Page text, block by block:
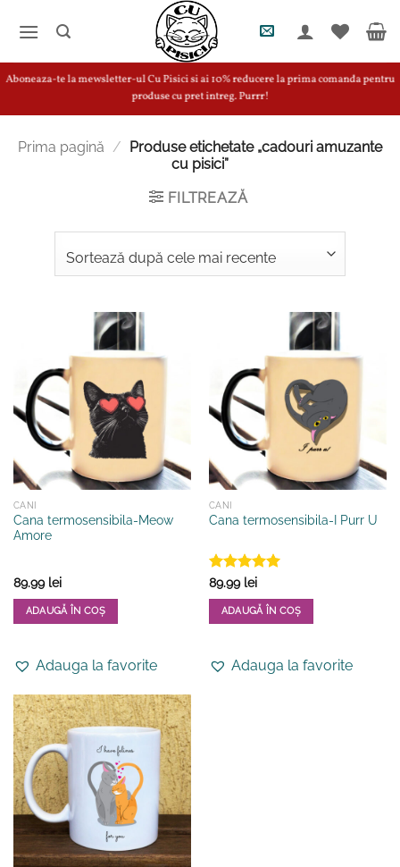
Aboneaza-te la mewsletter-ul Cu Pisici si ai 10% reducere la prima comanda pentru
produse cu pret intreg. Purrr!
Prima pagină / Produse etichetate „cadouri amuzante
cu pisici”
FILTREAZĂ
CANI
Cana termosensibila-Meow
Amore
89.99 lei
ADAUGĂ ÎN COȘ
Adauga la favorite
CANI
Cana termosensibila-I Purr U
Evaluat la
5din 5
89.99 lei
ADAUGĂ ÎN COȘ
Adauga la favorite